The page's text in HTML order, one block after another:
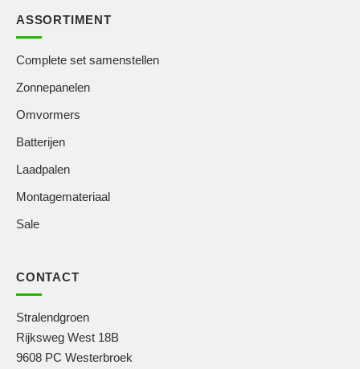
ASSORTIMENT
Complete set samenstellen
Zonnepanelen
Omvormers
Batterijen
Laadpalen
Montagemateriaal
Sale
CONTACT
Stralendgroen
Rijksweg West 18B
9608 PC Westerbroek